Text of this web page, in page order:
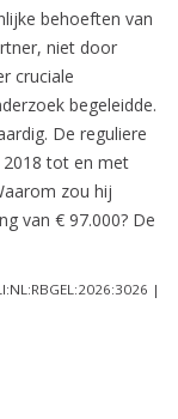
behoeften van
niet door
cruciale
begeleidde.
De reguliere
2018 tot en met
zou hij
van € 97.000? De
|